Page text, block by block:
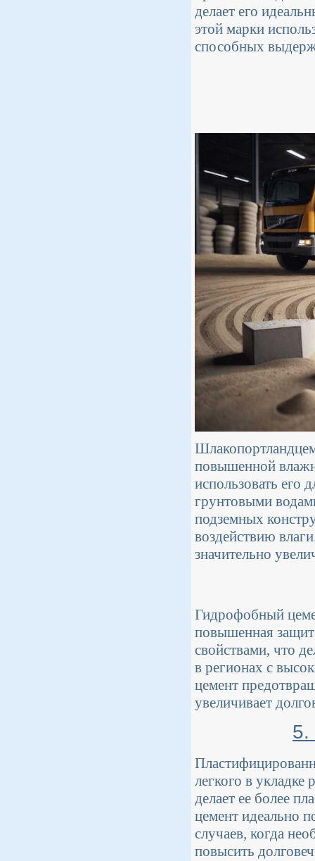
делает его
этой марки
способных
повышенной
использовать его
грунтовыми
подземных
воздействию
значительно
Гидрофобный
повышенная
свойствами, что
в регионах с
цемент
увеличивает
5.
легкого в укладке
делает ее более
цемент идеально
случаев, когда
повысить